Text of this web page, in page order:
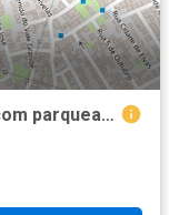
Apartamento equipado e mobilado com parqueamento Amadora